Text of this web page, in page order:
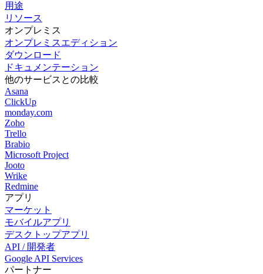
用途
リソース
オンプレミス
オンプレミスエディション
ダウンロード
ドキュメンテーション
他のサービスとの比較
Asana
ClickUp
monday.com
Zoho
Trello
Brabio
Microsoft Project
Jooto
Wrike
Redmine
アプリ
マーケット
モバイルアプリ
デスクトップアプリ
API / 開発者
Google API Services
パートナー